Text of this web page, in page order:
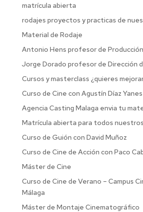
matrícula abierta
rodajes proyectos y practicas de
Material de Rodaje
Antonio Hens profesor de
Jorge Dorado profesor de Dirección
Cursos y masterclass ¿quieres
Curso de Cine con Agustín Díaz Yanes
Agencia Casting Malaga envia tu
Matrícula abierta para todos
Curso de Guión con David Muñoz
Curso de Cine de Acción con Paco
Máster de Cine
Curso de Cine de Verano – Campus
Málaga
Máster de Montaje Cinematográfico